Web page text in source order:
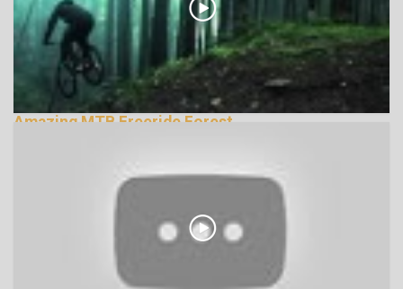
Amazing MTB Freeride Forest